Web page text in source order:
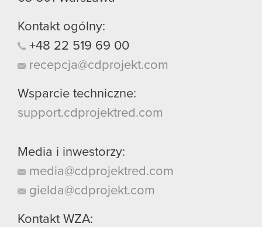
Kontakt ogólny:
+48 22 519 69 00
recepcja@cdprojekt.com
Wsparcie techniczne:
support.cdprojektred.com
Media i inwestorzy:
media@cdprojektred.com
gielda@cdprojekt.com
Kontakt WZA: